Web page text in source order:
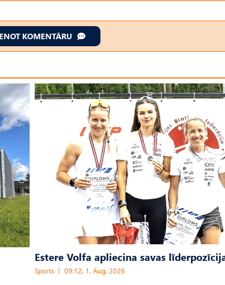
KOMENTĀRU
Estere Volfa apliecina savas
Sports 09:12, 1. Aug, 2026